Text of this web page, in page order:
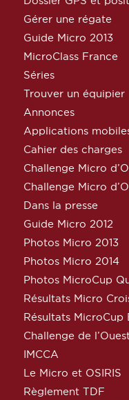
Gérer une régate
Guide Micro 2013
MicroClass France
Séries
Trouver un équipier
Annonces
Applications
Cahier des charges
Challenge Micro
Challenge Micro
Dans la presse
Guide Micro 2012
Photos Micro 2013
Photos Micro 2014
Photos MicroCup
Résultats Micro
Résultats MicroCup
Challenge de
IMCCA
Le Micro et OSIRIS
Règlement TDF